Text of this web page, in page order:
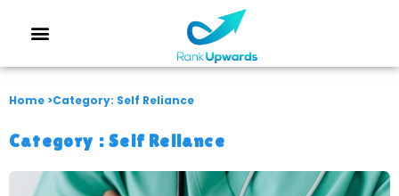
Home >Category: Self Reliance
Category :Self Reliance